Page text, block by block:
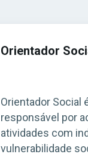
Orientador
Orientador Social
responsável por
atividades com
vulnerabilidade